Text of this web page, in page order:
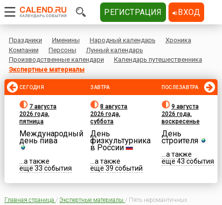
Праздники Именины Народный календарь
Хроника
Компании
Персоны
Лунный календарь
Производственные календари
Календарь путешественника
Экспертные материалы
СЕГОДНЯ
7 августа
2026 года,
пятница
Международный
день пива
...а также
еще 33 события
ЗАВТРА
8 августа
2026 года,
суббота
День
физкультурника
в России
...а также
еще 39 событий
ПОСЛЕЗАВТРА
9 августа
2026 года,
воскресенье
День
строителя
...а также
еще 43 события
Главная страница / Экспертные материалы / Пять неромантичных
РЕГИСТРАЦИЯ ВХОД